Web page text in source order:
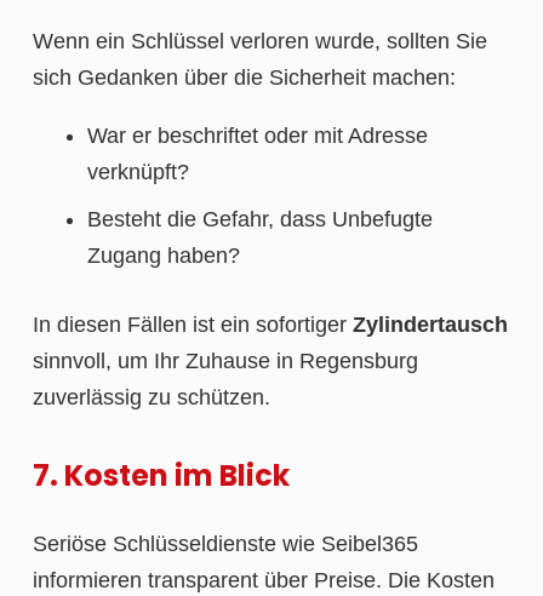
Wenn ein Schlüssel verloren wurde, sollten Sie
sich Gedanken über die Sicherheit machen:
War er beschriftet oder mit Adresse
verknüpft?
Besteht die Gefahr, dass Unbefugte
Zugang haben?
In diesen Fällen ist ein sofortiger Zylindertausch
sinnvoll, um Ihr Zuhause in Regensburg
zuverlässig zu schützen.
7. Kosten im Blick
Seriöse Schlüsseldienste wie Seibel365
informieren transparent über Preise. Die Kosten